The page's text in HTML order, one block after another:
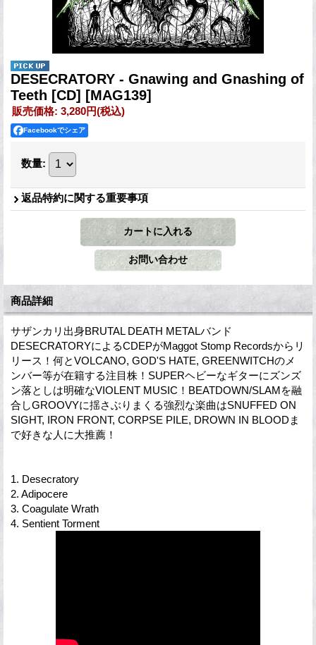
DESECRATORY - Gnawing and Gnashing of
Teeth [CD] [MAG139]
販売価格: 3,280円(税込)
Facebookでシェア
数量:
返品特約に関する重要事項
商品詳細
サザンカリ出身BRUTAL DEATH METALバンド
DESECRATORYによるCDEPがMaggot Stomp Recordsからリ
リース！何とVOLCANO, GOD'S HATE, GREENWITCHのメ
ンバー等が在籍する注目株！SUPERヘビーなギターにズンズ
ン落としは明確なVIOLENT MUSIC！BEATDOWN/SLAMを融
合しGROOVYに揺さぶりまくる強烈な楽曲はSNUFFED ON
SIGHT, IRON FRONT, CORPSE PILE, DROWN IN BLOODま
で好きな人に大推薦！
1. Desecratory
2. Adipocere
3. Coagulate Wrath
4. Sentient Torment